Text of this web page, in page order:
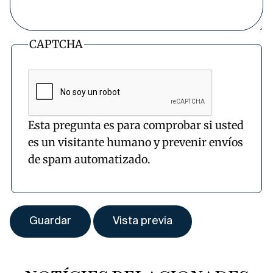
CAPTCHA
Esta pregunta es para comprobar si usted
es un visitante humano y prevenir envíos
de spam automatizado.